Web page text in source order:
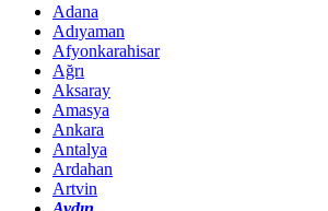
Adana
Adıyaman
Afyonkarahisar
Ağrı
Aksaray
Amasya
Ankara
Antalya
Ardahan
Artvin